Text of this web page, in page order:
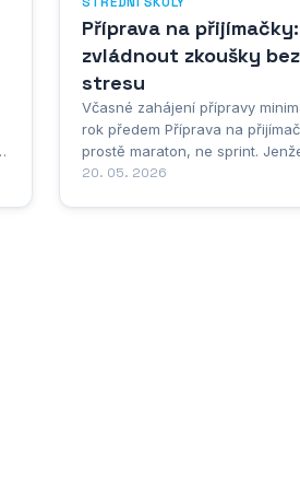
Příprava na
zvládnout zkoušky bez
stresu
Včasné zahájení přípravy
rok předem Příprava na
prostě maraton, ne sprint.
spousta z nás si to uvědomí
20. 05. 2026